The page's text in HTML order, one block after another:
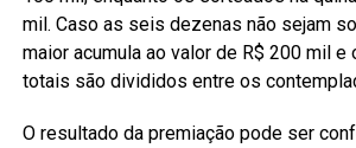
mil. Caso as seis dezenas não sejam
maior acumula ao valor de R$ 200 mil e
totais são divididos entre os
O resultado da premiação pode ser